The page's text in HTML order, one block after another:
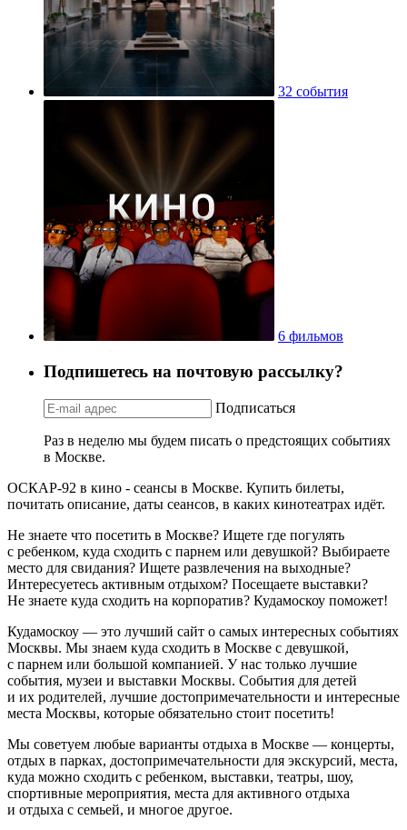
32 события
6 фильмов
Подпишетесь на почтовую рассылку?
Подписаться
Раз в неделю мы будем писать о предстоящих событиях
в Москве.
ОСКАР-92 в кино - сеансы в Москве. Купить билеты,
почитать описание, даты сеансов, в каких кинотеатрах идёт.
Не знаете что посетить в Москве? Ищете где погулять
с ребенком, куда сходить с парнем или девушкой? Выбираете
место для свидания? Ищете развлечения на выходные?
Интересуетесь активным отдыхом? Посещаете выставки?
Не знаете куда сходить на корпоратив? Кудамоскоу поможет!
Кудамоскоу — это лучший сайт о самых интересных событиях
Москвы. Мы знаем куда сходить в Москве с девушкой,
с парнем или большой компанией. У нас только лучшие
события, музеи и выставки Москвы. События для детей
и их родителей, лучшие достопримечательности и интересные
места Москвы, которые обязательно стоит посетить!
Мы советуем любые варианты отдыха в Москве — концерты,
отдых в парках, достопримечательности для экскурсий, места,
куда можно сходить с ребенком, выставки, театры, шоу,
спортивные мероприятия, места для активного отдыха
и отдыха с семьей, и многое другое.